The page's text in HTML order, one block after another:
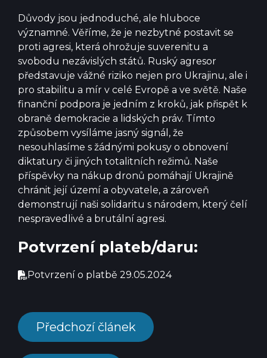
Důvody jsou jednoduché, ale hluboce
významné. Věříme, že je nezbytné postavit se
proti agresi, která ohrožuje suverenitu a
svobodu nezávislých států. Ruský agresor
představuje vážné riziko nejen pro Ukrajinu, ale i
pro stabilitu a mír v celé Evropě a ve světě. Naše
finanční podpora je jedním z kroků, jak přispět k
obraně demokracie a lidských práv. Tímto
způsobem vysíláme jasný signál, že
nesouhlasíme s žádnými pokusy o obnovení
diktatury či jiných totalitních režimů. Naše
příspěvky na nákup dronů pomáhají Ukrajině
chránit její území a obyvatele, a zároveň
demonstrují naši solidaritu s národem, který čelí
nespravedlivé a brutální agresi.
Potvrzení plateb/daru:
Potvrzení o platbě 29.05.2024
Předchozí článek